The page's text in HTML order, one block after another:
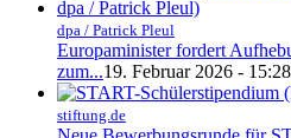
dpa / Patrick Pleul
Europaminister fordert
zum...19. Februar 2026 - 15:28
stiftung.de